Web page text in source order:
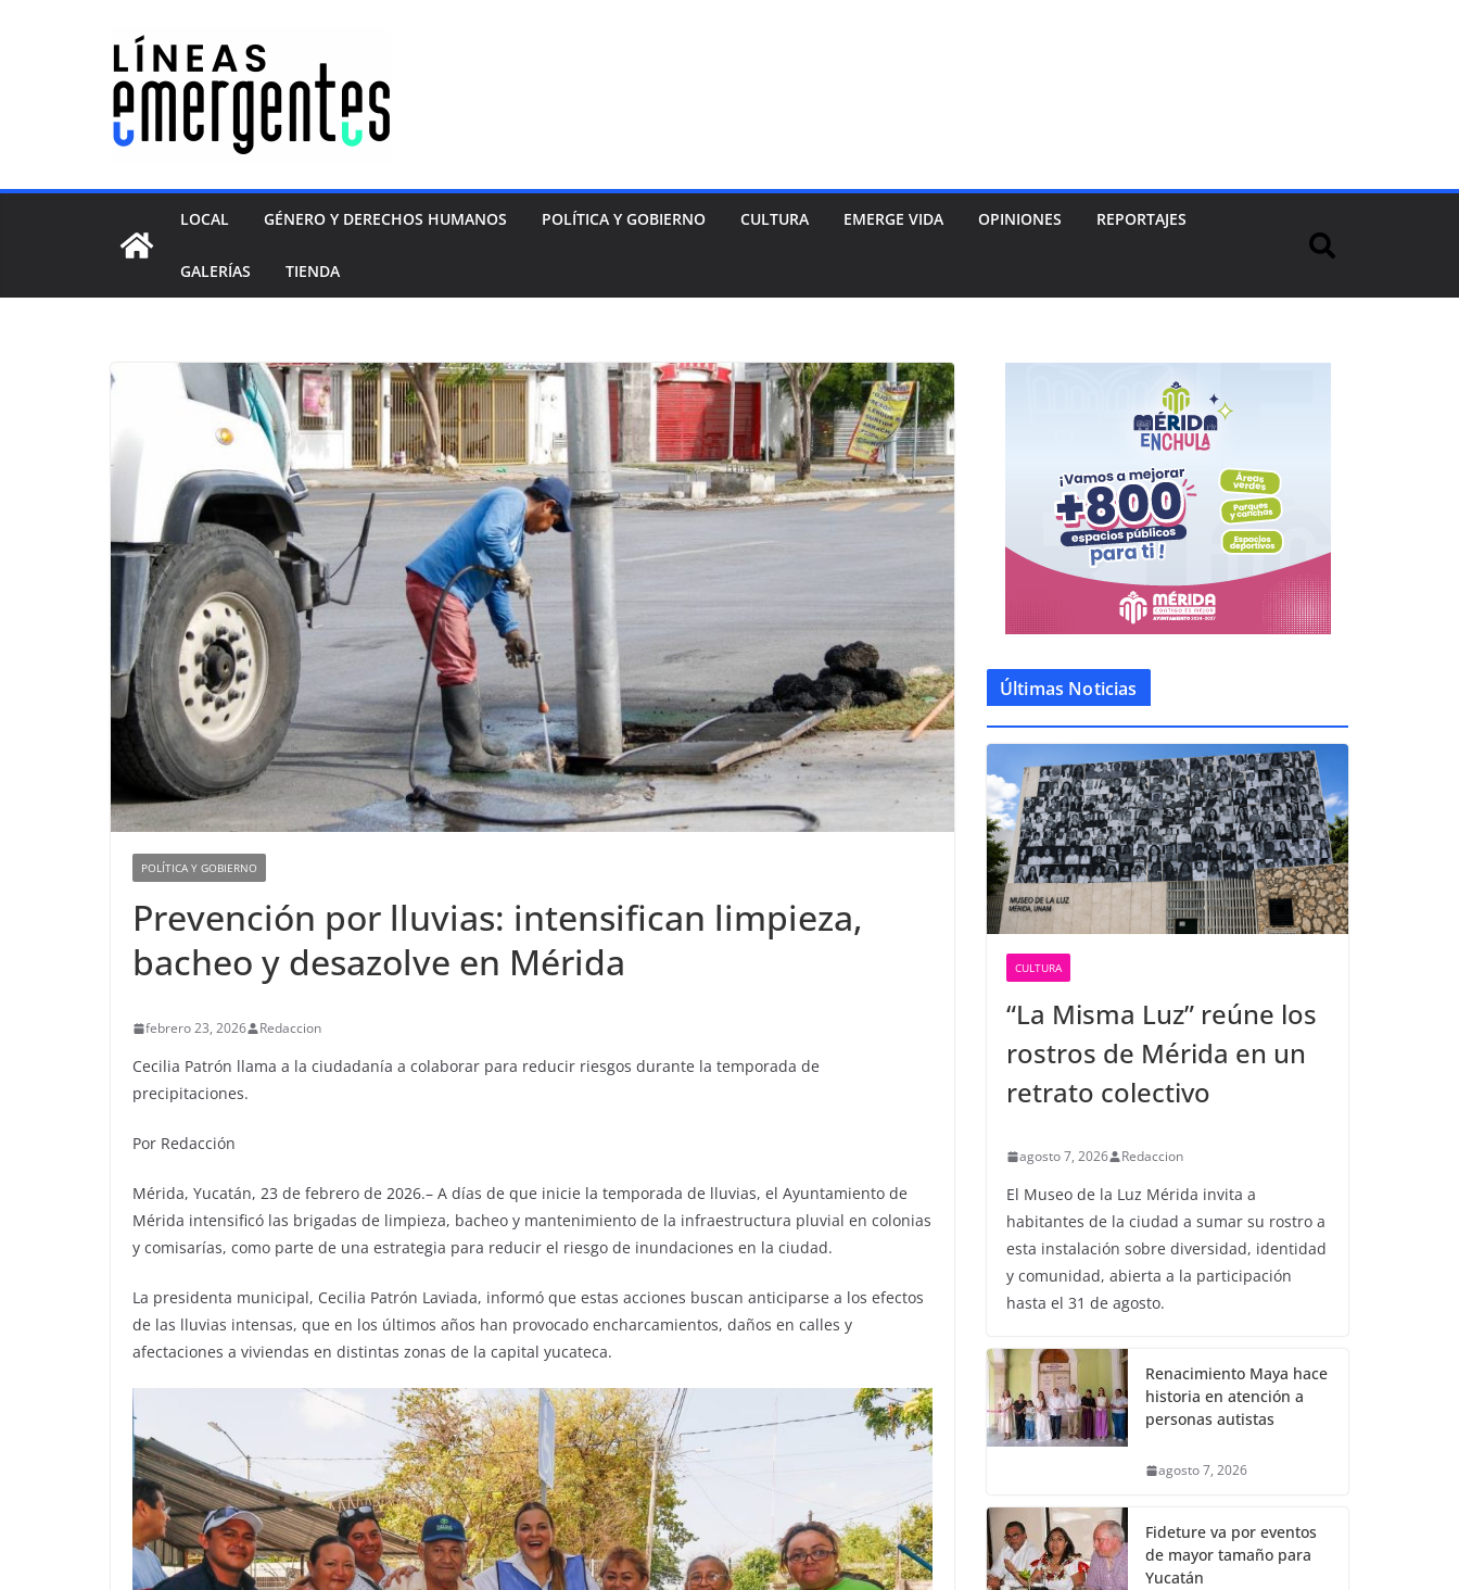
LOCAL GÉNERO Y DERECHOS HUMANOS POLÍTICA Y GOBIERNO CULTURA EMERGE VIDA OPINIONES REPORTAJES
GALERÍAS TIENDA
POLÍTICA Y GOBIERNO
Prevención por lluvias: intensifican limpieza,
bacheo y desazolve en Mérida
febrero 23, 2026 Redaccion
Cecilia Patrón llama a la ciudadanía a colaborar para reducir riesgos durante la temporada de
precipitaciones.
Por Redacción
Mérida, Yucatán, 23 de febrero de 2026.– A días de que inicie la temporada de lluvias, el Ayuntamiento de
Mérida intensificó las brigadas de limpieza, bacheo y mantenimiento de la infraestructura pluvial en colonias
y comisarías, como parte de una estrategia para reducir el riesgo de inundaciones en la ciudad.
La presidenta municipal, Cecilia Patrón Laviada, informó que estas acciones buscan anticiparse a los efectos
de las lluvias intensas, que en los últimos años han provocado encharcamientos, daños en calles y
afectaciones a viviendas en distintas zonas de la capital yucateca.
Últimas Noticias
CULTURA
“La Misma Luz” reúne los
rostros de Mérida en un
retrato colectivo
agosto 7, 2026 Redaccion
El Museo de la Luz Mérida invita a
habitantes de la ciudad a sumar su rostro a
esta instalación sobre diversidad, identidad
y comunidad, abierta a la participación
hasta el 31 de agosto.
Renacimiento Maya hace
historia en atención a
personas autistas
agosto 7, 2026
Fideture va por eventos
de mayor tamaño para
Yucatán